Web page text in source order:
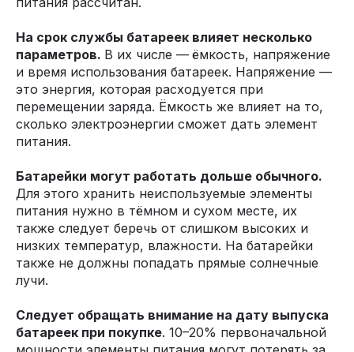
На срок службы батареек влияет несколько
параметров. В их числе — ёмкость, напряжение
и время использования батареек. Напряжение —
это энергия, которая расходуется при
перемещении заряда. Ёмкость же влияет на то,
сколько электроэнергии сможет дать элемент
питания.
Батарейки могут работать дольше обычного.
Для этого хранить неиспользуемые элементы
питания нужно в тёмном и сухом месте, их
также следует беречь от слишком высоких и
низких температур, влажности. На батарейки
также не должны попадать прямые солнечные
лучи.
Следует обращать внимание на дату выпуска
батареек при покупке. 10–20% первоначальной